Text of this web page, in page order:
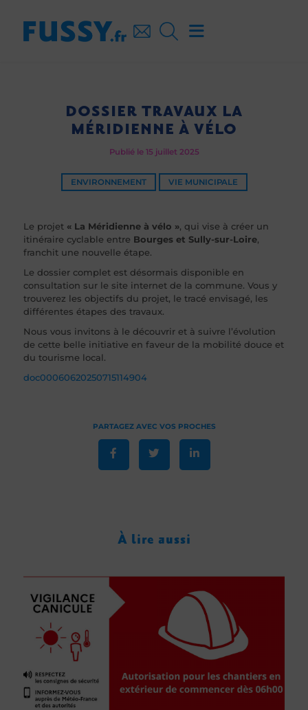
DOSSIER TRAVAUX LA
MÉRIDIENNE À VÉLO
Publié le 15 juillet 2025
ENVIRONNEMENT VIE MUNICIPALE
Le projet « La Méridienne à vélo », qui vise à créer un
itinéraire cyclable entre Bourges et Sully-sur-Loire,
franchit une nouvelle étape.
Le dossier complet est désormais disponible en
consultation sur le site internet de la commune. Vous y
trouverez les objectifs du projet, le tracé envisagé, les
différentes étapes des travaux.
Nous vous invitons à le découvrir et à suivre l’évolution
de cette belle initiative en faveur de la mobilité douce et
du tourisme local.
doc00060620250715114904
À lire aussi